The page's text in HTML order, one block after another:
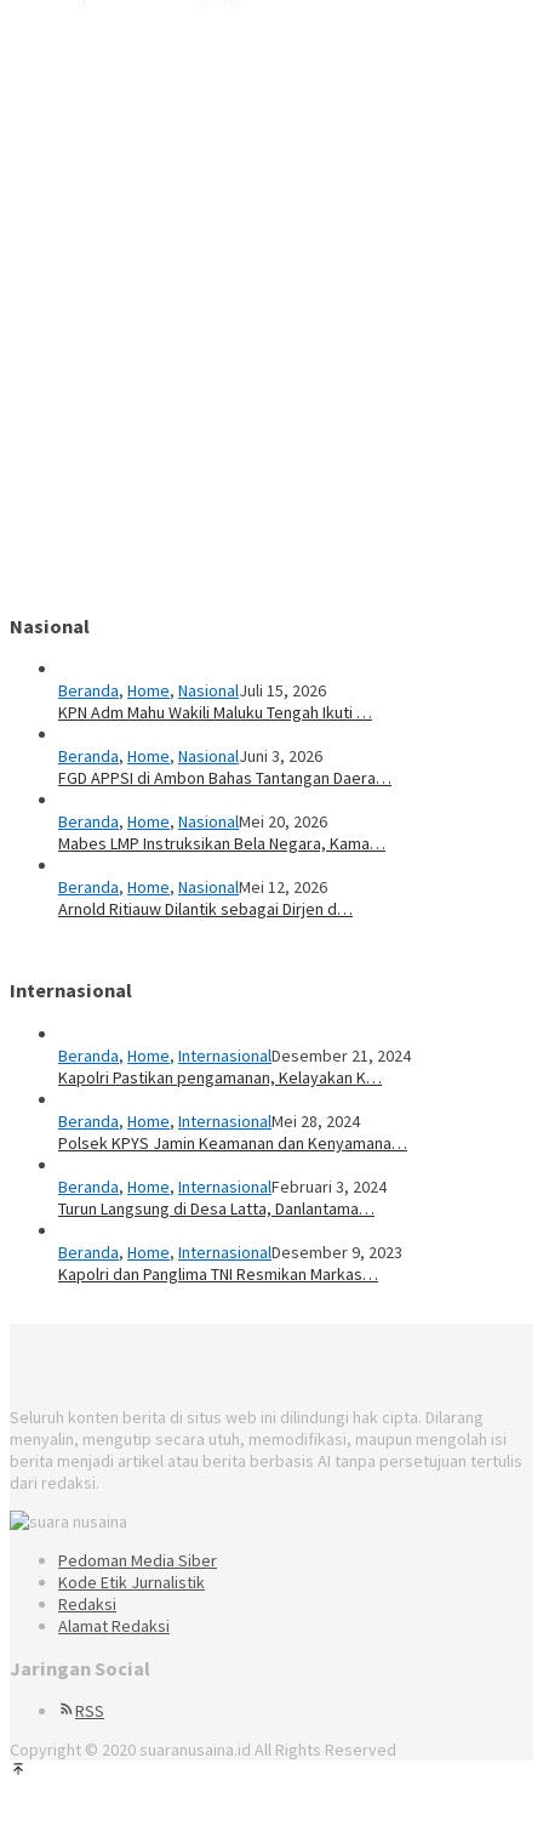
Nasional
Beranda, Home, NasionalJuli 15, 2026
KPN Adm Mahu Wakili Maluku Tengah Ikuti …
Beranda, Home, NasionalJuni 3, 2026
FGD APPSI di Ambon Bahas Tantangan Daera…
Beranda, Home, NasionalMei 20, 2026
Mabes LMP Instruksikan Bela Negara, Kama…
Beranda, Home, NasionalMei 12, 2026
Arnold Ritiauw Dilantik sebagai Dirjen d…
Internasional
Beranda, Home, InternasionalDesember 21, 2024
Kapolri Pastikan pengamanan, Kelayakan K…
Beranda, Home, InternasionalMei 28, 2024
Polsek KPYS Jamin Keamanan dan Kenyamana…
Beranda, Home, InternasionalFebruari 3, 2024
Turun Langsung di Desa Latta, Danlantama…
Beranda, Home, InternasionalDesember 9, 2023
Kapolri dan Panglima TNI Resmikan Markas…
Seluruh konten berita di situs web ini dilindungi hak cipta. Dilarang
menyalin, mengutip secara utuh, memodifikasi, maupun mengolah isi
berita menjadi artikel atau berita berbasis AI tanpa persetujuan tertulis
dari redaksi.
Pedoman Media Siber
Kode Etik Jurnalistik
Redaksi
Alamat Redaksi
Jaringan Social
RSS
Copyright © 2020 suaranusaina.id All Rights Reserved